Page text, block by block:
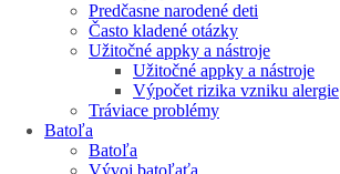
Predčasne narodené deti
Často kladené otázky
Užitočné appky a nástroje
Užitočné appky a nástroje
Výpočet rizika vzniku alergie
Tráviace problémy
Batoľa
Batoľa
Vývoj batoľaťa